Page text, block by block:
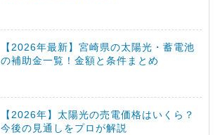
【2026年最新】宮崎県の太陽光・蓄電池
の補助金一覧！金額と条件まとめ
【2026年】太陽光の売電価格はいくら？
今後の見通しをプロが解説